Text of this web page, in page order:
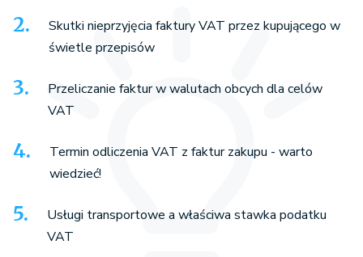
Skutki nieprzyjęcia faktury VAT przez kupującego w
świetle przepisów
Przeliczanie faktur w walutach obcych dla celów
VAT
Termin odliczenia VAT z faktur zakupu - warto
wiedzieć!
Usługi transportowe a właściwa stawka podatku
VAT